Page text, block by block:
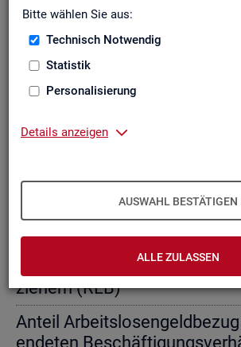
Bitte wählen Sie aus:
Technisch Notwendig
Statistik
Personalisierung
Details anzeigen
AUSWAHL BESTÄTIGEN
ALLE ZULASSEN
Ab­gangs­ra­te
Ab­gangs­ra­te Ar­beits­lo­se
Ab­gangs­ra­te er­werbs­fä­hi­ge
tungs­be­rech­tig­te
Leis­tungs­be­rech­tig­te
Ab­gangs­ra­te von
emp­fän­gern
Ab­gangs­ra­te von
zie­hern (RLB)
An­teil
en­de­ten